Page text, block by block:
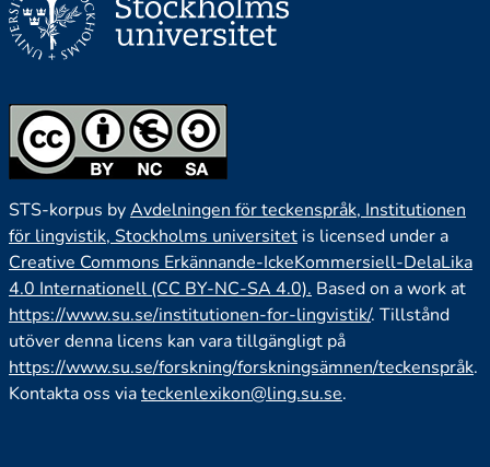
STS-korpus byAvdelningen för teckenspråk, Institutionen
för lingvistik, Stockholms universitet is licensed under a
Creative Commons Erkännande-IckeKommersiell-DelaLika
4.0 Internationell (CC BY-NC-SA 4.0). Based on a work at
https://www.su.se/institutionen-for-lingvistik/. Tillstånd
utöver denna licens kan vara tillgängligt på
https://www.su.se/forskning/forskningsämnen/teckenspråk.
Kontakta oss viateckenlexikon@ling.su.se.